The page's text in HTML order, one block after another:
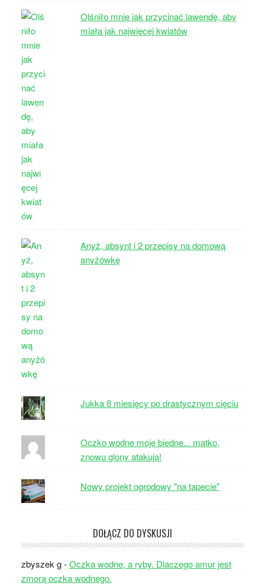
Olśniło mnie jak przycinać lawendę, aby
miała jak najwięcej kwiatów
Anyż, absynt i 2 przepisy na domową
anyżówkę
Jukka 8 miesięcy po drastycznym cięciu
Oczko wodne moje biedne... matko,
znowu glony atakują!
Nowy projekt ogrodowy "na tapecie"
DOŁĄCZ DO DYSKUSJI
zbyszek g-Oczka wodne, a ryby. Dlaczego amur jest
zmorą oczka wodnego.